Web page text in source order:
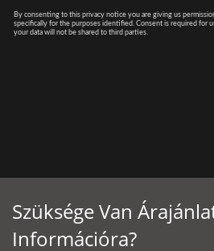
Szüksége Van
Információra?